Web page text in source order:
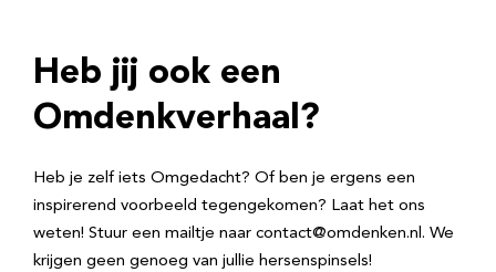
r
e
Heb jij ook een
Omdenkverhaal?
Heb je zelf iets Omgedacht? Of ben je ergens een
inspirerend voorbeeld tegengekomen? Laat het ons
weten! Stuur een mailtje naar contact@omdenken.nl. We
krijgen geen genoeg van jullie hersenspinsels!